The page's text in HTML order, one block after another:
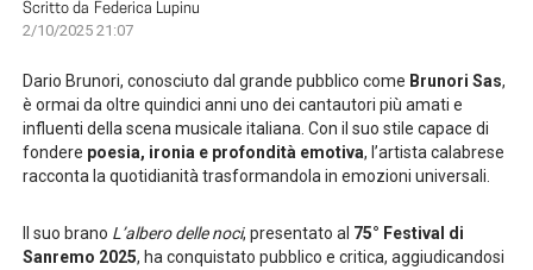
Scritto da Federica Lupinu
2/10/2025 21:07
Dario Brunori, conosciuto dal grande pubblico come Brunori Sas,
è ormai da oltre quindici anni uno dei cantautori più amati e
influenti della scena musicale italiana. Con il suo stile capace di
fondere poesia, ironia e profondità emotiva, l’artista calabrese
racconta la quotidianità trasformandola in emozioni universali.
Il suo brano L’albero delle noci, presentato al 75° Festival di
Sanremo 2025, ha conquistato pubblico e critica, aggiudicandosi